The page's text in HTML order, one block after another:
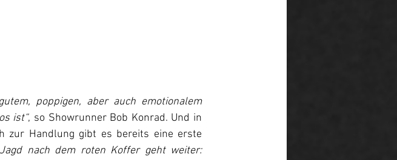
poppigen, aber auch emotionalem
ist“, so Showrunner Bob Konrad. Und in
zur Handlung gibt es bereits eine erste
Jagd nach dem roten Koffer geht weiter: